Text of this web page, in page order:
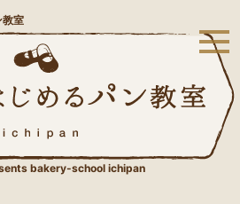
室
bakery-school ichipan